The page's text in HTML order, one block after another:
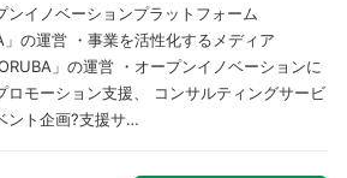
ンイノベーションプラットフォーム
」の運営 ・事業を活性化するメディア
」の運営 ・オープンイノベーションに
ロモーション支援、 コンサルティングサービ
ント企画?支援サ…